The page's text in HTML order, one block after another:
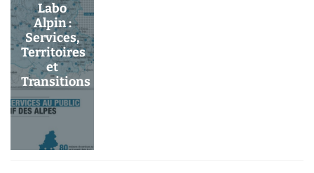
Labo
Alpin :
Services,
Territoires
et
Transitions